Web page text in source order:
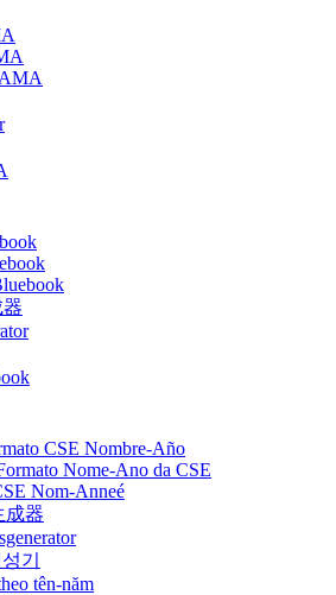
CSE Nombre-Año
Nome-Ano da CSE
Nom-Anneé
成器
기
tên-năm